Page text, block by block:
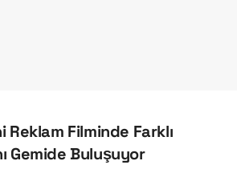
Reklam Filminde Farklı
Gemide Buluşuyor